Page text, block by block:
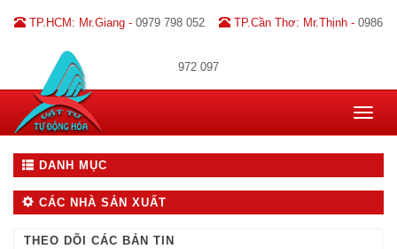
TP.HCM: Mr.Giang - 0979 798 052 TP.Cần Thơ: Mr.Thịnh - 0986
972 097
Toggle
DANH MỤC
CÁC NHÀ SẢN XUẤT
THEO DÕI CÁC BẢN TIN